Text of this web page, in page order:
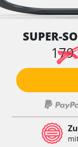
SUPER-
179